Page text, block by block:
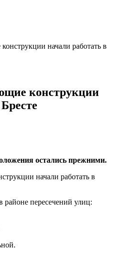
начали работать в
конструкции
остались прежними.
пересечений улиц: